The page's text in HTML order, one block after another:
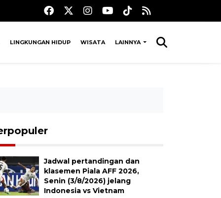
LINGKUNGAN HIDUP WISATA LAINNYA
Jadwal pertandingan dan
klasemen Piala AFF 2026,
Senin (3/8/2026) jelang
Indonesia vs Vietnam